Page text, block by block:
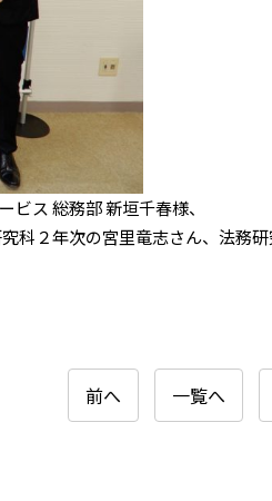
ス 総務部 新垣千春様、
科２年次の宮⾥⻯志さん、法務
前へ 一覧へ